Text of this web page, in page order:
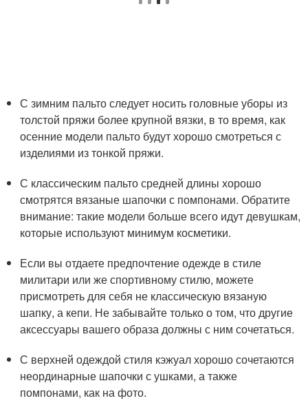
С зимним пальто следует носить головные уборы из
толстой пряжи более крупной вязки, в то время, как
осенние модели пальто будут хорошо смотреться с
изделиями из тонкой пряжи.
С классическим пальто средней длины хорошо
смотрятся вязаные шапочки с помпонами. Обратите
внимание: такие модели больше всего идут девушкам,
которые используют минимум косметики.
Если вы отдаете предпочтение одежде в стиле
милитари или же спортивному стилю, можете
присмотреть для себя не классическую вязаную
шапку, а кепи. Не забывайте только о том, что другие
аксессуары вашего образа должны с ним сочетаться.
С верхней одеждой стиля кэжуал хорошо сочетаются
неординарные шапочки с ушками, а также
помпонами, как на фото.